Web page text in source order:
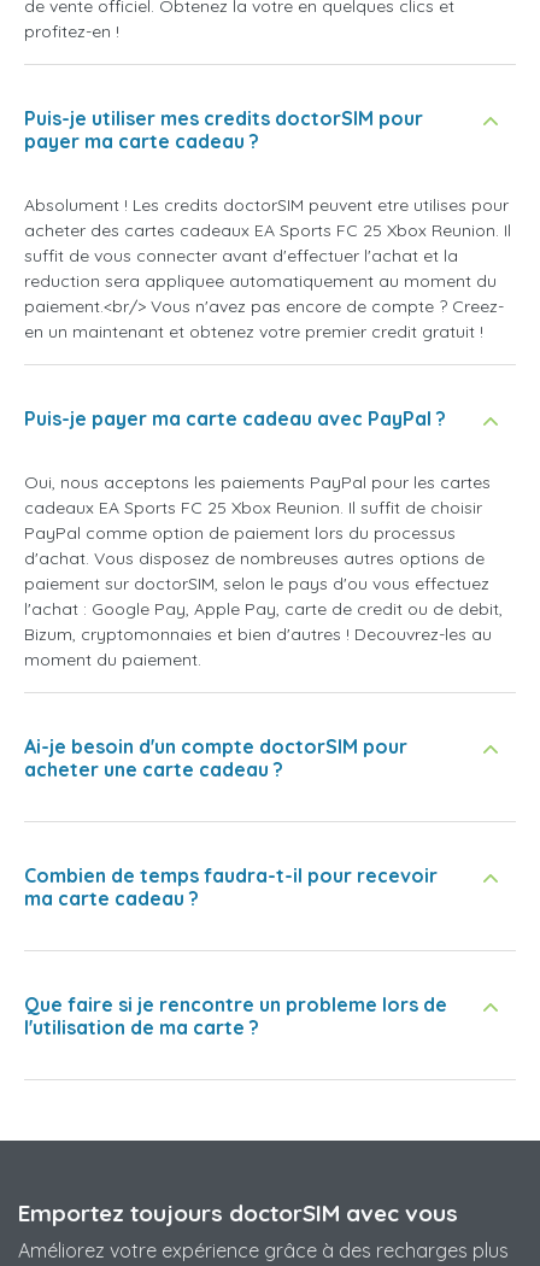
de vente officiel. Obtenez la votre en quelques clics et
profitez-en !
Puis-je utiliser mes credits doctorSIM pour
payer ma carte cadeau ?
Absolument ! Les credits doctorSIM peuvent etre utilises pour
acheter des cartes cadeaux EA Sports FC 25 Xbox Reunion. Il
suffit de vous connecter avant d'effectuer l'achat et la
reduction sera appliquee automatiquement au moment du
paiement.<br/> Vous n'avez pas encore de compte ? Creez-
en un maintenant et obtenez votre premier credit gratuit !
Puis-je payer ma carte cadeau avec PayPal ?
Oui, nous acceptons les paiements PayPal pour les cartes
cadeaux EA Sports FC 25 Xbox Reunion. Il suffit de choisir
PayPal comme option de paiement lors du processus
d'achat. Vous disposez de nombreuses autres options de
paiement sur doctorSIM, selon le pays d'ou vous effectuez
l'achat : Google Pay, Apple Pay, carte de credit ou de debit,
Bizum, cryptomonnaies et bien d'autres ! Decouvrez-les au
moment du paiement.
Ai-je besoin d'un compte doctorSIM pour
acheter une carte cadeau ?
Combien de temps faudra-t-il pour recevoir
ma carte cadeau ?
Que faire si je rencontre un probleme lors de
l'utilisation de ma carte ?
Emportez toujours doctorSIM avec vous
Améliorez votre expérience grâce à des recharges plus